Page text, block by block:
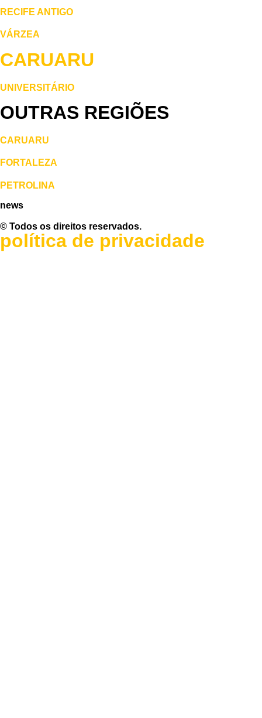
RECIFE ANTIGO
VÁRZEA
CARUARU
UNIVERSITÁRIO
OUTRAS REGIÕES
CARUARU
FORTALEZA
PETROLINA
news
© Todos os direitos reservados.
política de privacidade